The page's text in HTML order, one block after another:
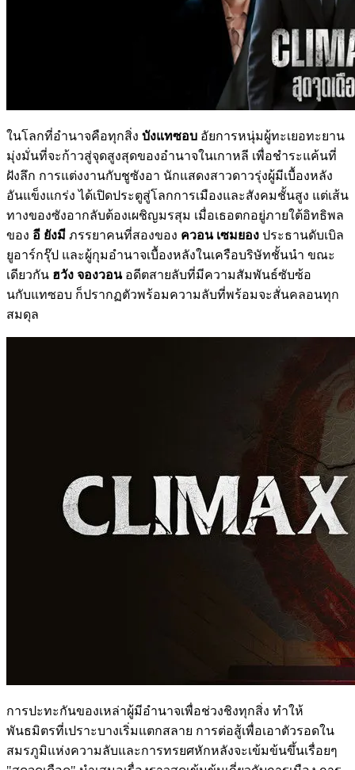
ในโลกที่อำนาจคือทุกสิ่ง บังแทซอบ อัยการหนุ่มผู้ทะเยอทะยาน
มุ่งมั่นที่จะก้าวสู่จุดสูงสุดของอำนาจในเกาหลี เพื่อชำระแค้นที่
ฝังลึก การแต่งงานกับชูซังอา นักแสดงสาวดาวรุ่งผู้มีเบื้องหลัง
อันแข็งแกร่ง ได้เปิดประตูสู่โลกการเมืองและสังคมชั้นสูง แต่เส้น
ทางของซังอากลับต้องเผชิญมรสุม เมื่อเธอตกอยู่ภายใต้อิทธิพล
ของ อี ยังมี ภรรยาคนที่สองของ ควอน เซมยอง ประธานดับเบิล
ยูอาร์กรุ๊ป และผู้กุมอำนาจเบื้องหลังในเครือบริษัทชั้นนำ ขณะ
เดียวกัน ฮวัง จองวอนอดีตสายลับที่มีความสัมพันธ์ซับซ้อ
นกับแทซอบ ก็ปรากฏตัวพร้อมความลับที่พร้อมจะสั่นคลอนทุก
สมดุล
การปะทะกันของเหล่าผู้มีอำนาจเพื่อช่วงชิงทุกสิ่ง ทำให้
พันธมิตรที่เปราะบางเริ่มแตกสลาย การต่อสู้เพื่อเอาตัวรอดใน
สมรภูมิแห่งความลับและการทรยศหักหลังจะเข้มข้นขึ้นเรื่อยๆ